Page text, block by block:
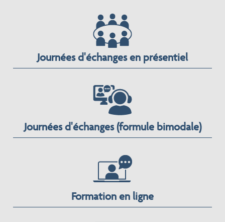
Journées d'échanges en présentiel
Journées d'échanges (formule bimodale)
Formation en ligne